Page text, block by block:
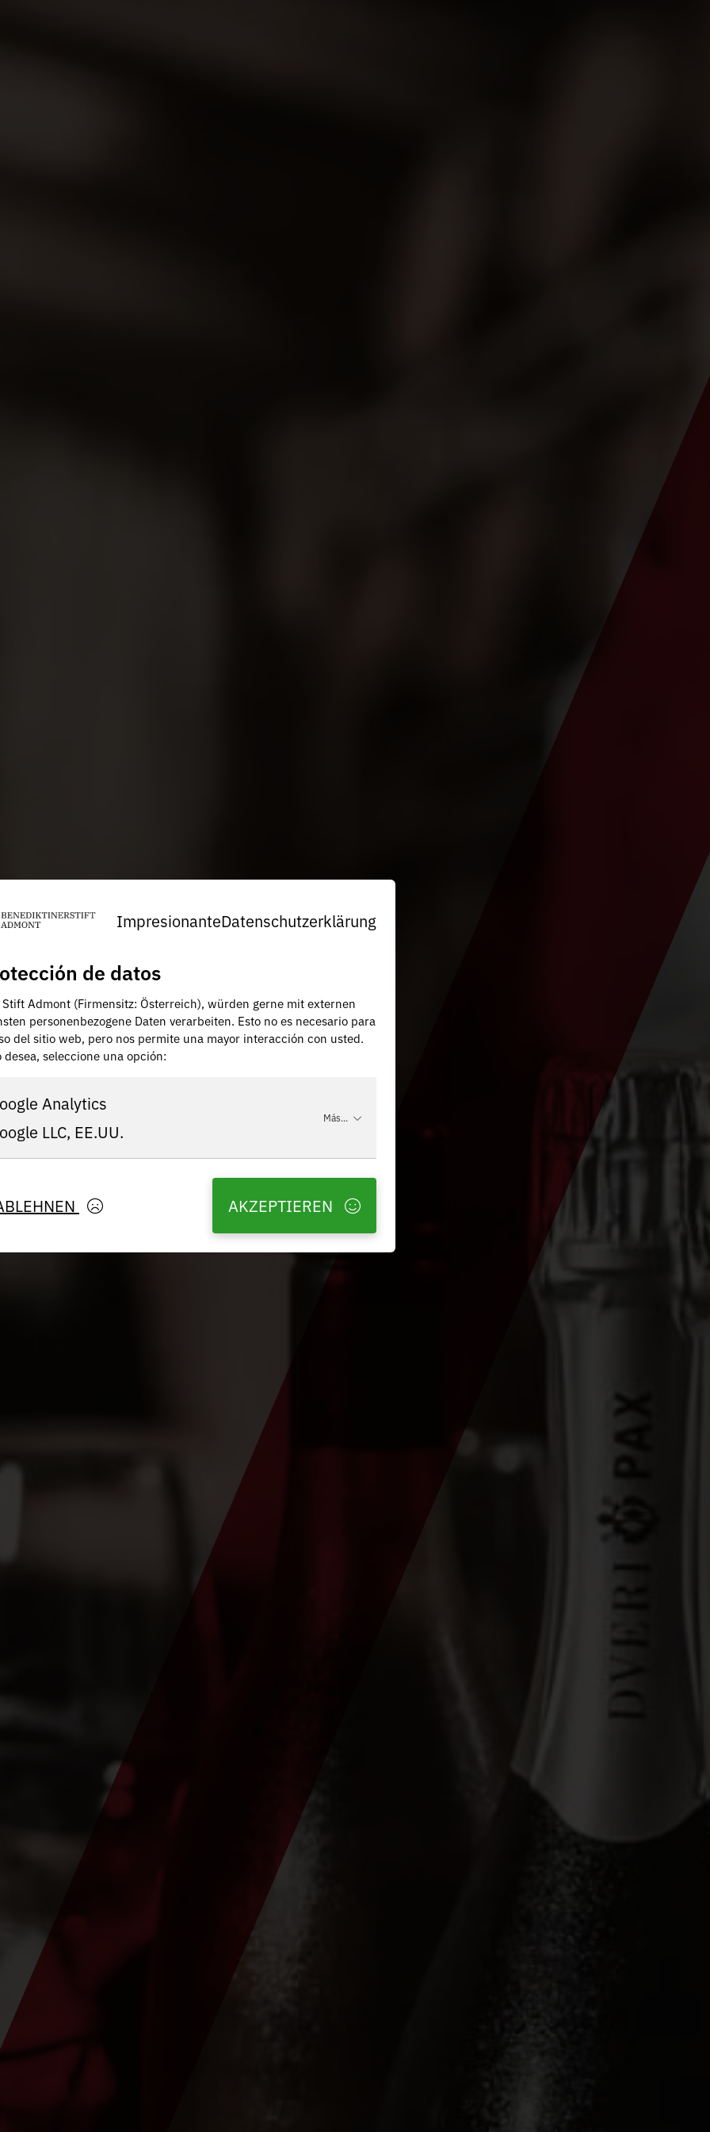
ImpresionanteDatenschutzerklärung
de datos
Stift Admont (Firmensitz: Österreich), würden gerne mit externen
personenbezogene Daten verarbeiten. Esto no es necesario para
del sitio web, pero nos permite una mayor interacción con usted.
desea, seleccione una opción:
Analytics
LLC, EE.UU.
Más...
AKZEPTIEREN